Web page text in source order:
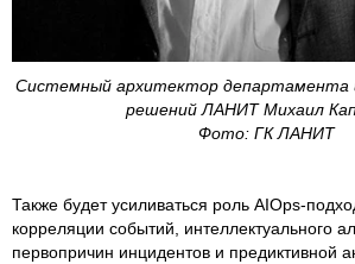
Системный архитектор департамента
решений ЛАНИТ Михаил
Фото: ГК ЛАНИТ
Также будет усиливаться роль AIOps-
корреляции событий, интеллектуального
первопричин инцидентов и предиктивной